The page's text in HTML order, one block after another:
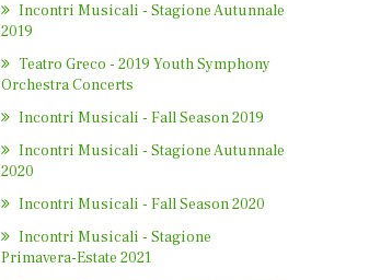
Incontri Musicali - Stagione Autunnale
2019
Teatro Greco - 2019 Youth Symphony
Orchestra Concerts
Incontri Musicali - Fall Season 2019
Incontri Musicali - Stagione Autunnale
2020
Incontri Musicali - Fall Season 2020
Incontri Musicali - Stagione
Primavera-Estate 2021